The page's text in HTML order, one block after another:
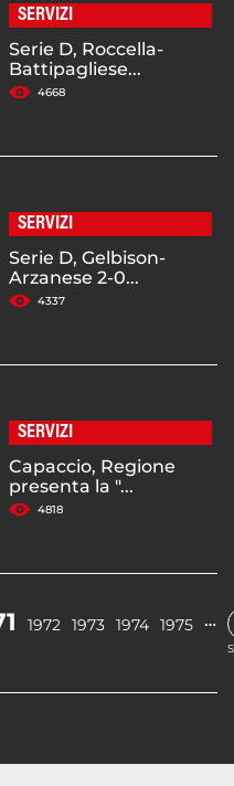
SERVIZI
Serie D, Roccella-
Battipagliese...
4668
SERVIZI
Serie D, Gelbison-
Arzanese 2-0...
4337
SERVIZI
Capaccio, Regione
presenta la "...
4818
1972 1973 1974 1975 …